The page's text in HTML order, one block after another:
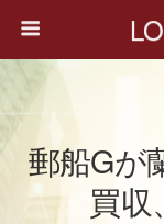
郵船Gが
買